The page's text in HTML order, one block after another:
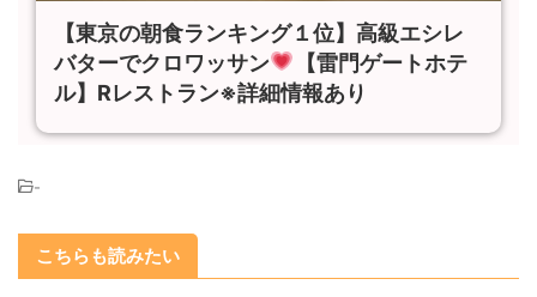
【東京の朝食ランキング１位】高級エシレ
バターでクロワッサン
【雷門ゲートホテ
ル】Rレストラン※詳細情報あり
-
こちらも読みたい